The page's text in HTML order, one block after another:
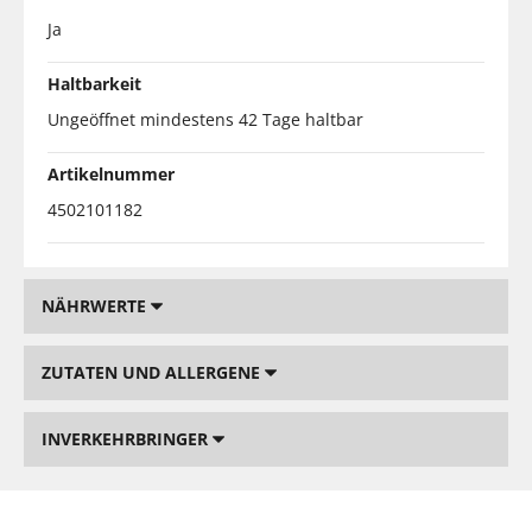
Ja
Haltbarkeit
Ungeöffnet mindestens 42 Tage haltbar
Artikelnummer
4502101182
NÄHRWERTE
ZUTATEN UND ALLERGENE
INVERKEHRBRINGER